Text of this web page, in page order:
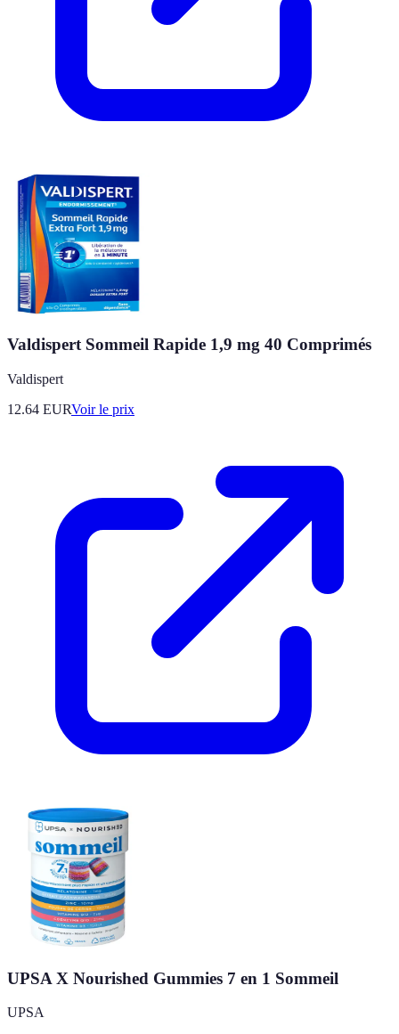
Valdispert Sommeil Rapide 1,9 mg 40 Comprimés
Valdispert
12.64 EURVoir le prix
UPSA X Nourished Gummies 7 en 1 Sommeil
UPSA